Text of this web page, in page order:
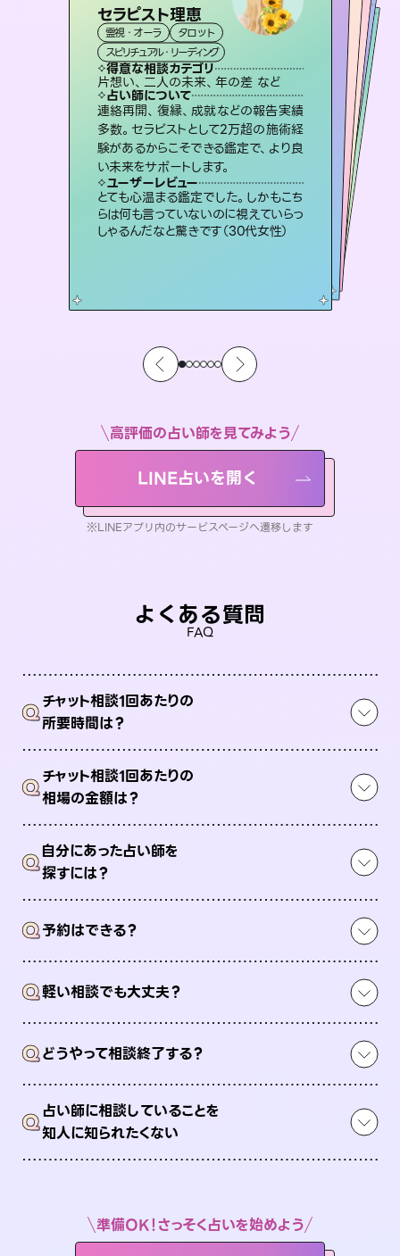
セラピスト理恵
霊視・オーラ
タロット
スピリチュアル・リーディング
得意な相談カテゴリ
片想い、二人の未来、年の差 など
占い師について
連絡再開、復縁、成就などの報告実績
多数。セラピストとして2万超の施術経
験があるからこそできる鑑定で、より良
い未来をサポートします。
ユーザーレビュー
とても心温まる鑑定でした。しかもこち
らは何も言っていないのに視えていらっ
しゃるんだなと驚きです（30代女性）
アイリス -iris-
西洋占星術 タロット
ルーン
得意な相談カテゴリ
恋愛総合、片想い、二人の未来 など
占い師について
復縁、恋愛、不倫の行方、同性愛や片
思い、仕事関係や借金問題まで知りた
いことや心の負担になっていることを
紐解き、背中をそっと押して導きます。
ユーザーレビュー
安心感のあり、言い切ってくれる所や濁
さない鑑定のおかげで、毎回自分の気
持ちを整えられます（30代 男性）
おう 霊感オラクル
霊視・オーラ
オラクルカード
得意な相談カテゴリ
恋愛総合、あの人の気持ち など
占い師について
霊視×オラクルカードを使って「今」と
「未来」そして「気になるあの人の気持
ち」まで丁寧に読み解き、恋や人生のヒ
ントを優しく引き出します。
ユーザーレビュー
不安な気持ちが嘘みたいに晴れまし
た…！よく視えていらっしゃるんだなと
感じました（40代 女性）
桃源珠羽 とうげんみう
霊視・オーラ
スピリチュアル・リーディング
得意な相談カテゴリ
片想い、あの人の気持ち、復縁 など
占い師について
恋愛のお悩みの中でも特に「曖昧な関係」の相談を得意としており、友達以上恋人未満なお相手との今後や本音を丁寧に読み解き恋愛成就へと導きます。
ユーザーレビュー
鑑定していただいてアドバイス通りに行
動すると仲が復活してきました。ありが
とうございました（40代 女性）
未来視師＊花
霊視・オーラ
スピリチュアル・リーディング
得意な相談カテゴリ
出逢い、片想い、復縁 など
占い師について
未来には何パターンもの選択肢があり
ます。不安で視えにくくなっているあな
たの素敵な未来を見つけ、その未来を
選択できるようアドバイスします。
ユーザーレビュー
職場の人の性質や人間関係、本心など
本当によく視えていてびっくり。対策が
打てて前向きになれます（40代）
彗望（すいぼう
霊視・オーラ
スピリチュアル・リーディング
得意な相談カテゴリ
片想い、あの人の気持ち、復縁 など
占い師について
3,700年以上の歴史を持つ東洋最古の
占術「易占」で詳細まで占い、幸せへ向
かう道筋を示します。厳しい結果にも具
体的な対策をお伝えします。
ユーザーレビュー
複雑な背景もしっかり聞いて鑑定して
いただけました。気持ちが楽になりまし
た（50代 女性）
高評価の占い師を見てみよう
LINE占いを開く
※LINEアプリ内のサービスページへ遷移します
よくある質問
FAQ
Qチャット相談1回あたりの
所要時間は？
Qチャット相談1回あたりの
相場の金額は？
Q自分にあった占い師を
探すには？
Q予約はできる？
Q軽い相談でも大丈夫？
Qどうやって相談終了する？
Q占い師に相談していることを
知人に知られたくない
準備OK！さっそく占いを始めよう